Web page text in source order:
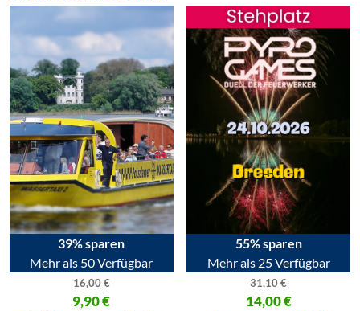
39% sparen
Mehr als 50 Verfügbar
16,00€
Ursprünglicher Preis war: 16,00 €
9,90€
55% sparen
Mehr als 25 Verfügbar
31,10€
Ursprünglicher Preis war:
14,00€